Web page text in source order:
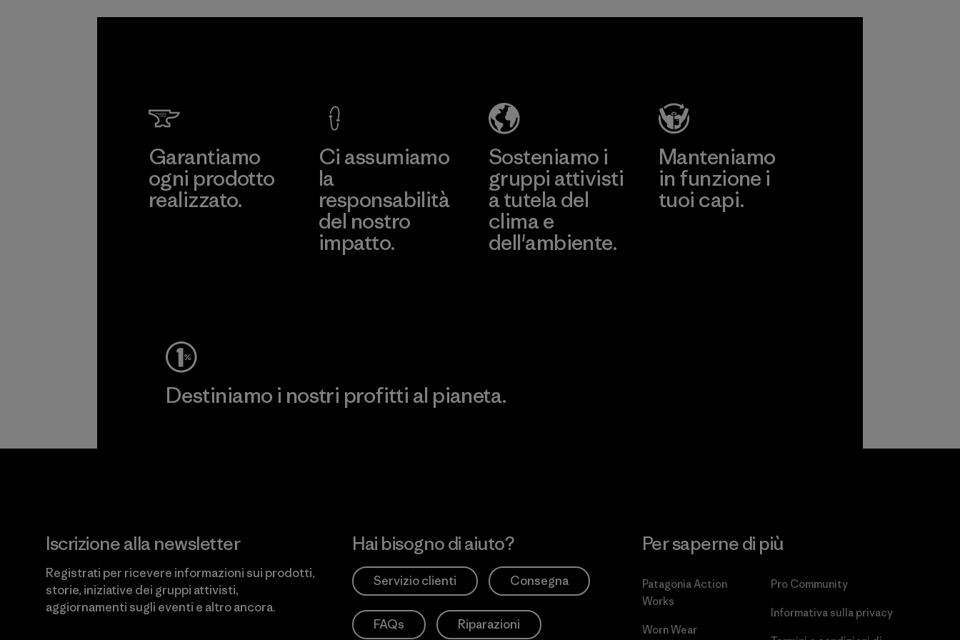
Scopri di più
Garantiamo
ogni prodotto
realizzato.
Ci assumiamo
la
responsabilità
del nostro
impatto.
Sosteniamo i
gruppi attivisti
a tutela del
clima e
dell'ambiente.
Manteniamo
in funzione i
tuoi capi.
Destiniamo i nostri profitti al pianeta.
Iscrizione alla newsletter
Registrati per ricevere informazioni sui prodotti,
storie, iniziative dei gruppi attivisti,
aggiornamenti sugli eventi e altro ancora.
Hai bisogno di aiuto?
Servizio clienti Consegna
FAQs Riparazioni
Per saperne di più
Patagonia Action
Works
Worn Wear
Pro Community
Informativa sulla privacy